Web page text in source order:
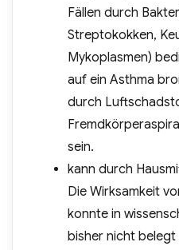
Fällen durch
Streptokokken,
Mykoplasmen)
auf ein Asthma
durch
sein.
kann durch
Die Wirksamkeit
konnte in
bisher nicht belegt